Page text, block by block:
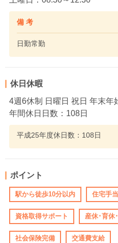
備 考
日勤常勤
休日休暇
4週6休制 日曜日 祝日 年末年
年間休日日数：108日
平成25年度休日数：108日
ポイント
駅から徒歩10分以内 住宅手
資格取得サポート 産休･育休
社会保険完備 交通費支給